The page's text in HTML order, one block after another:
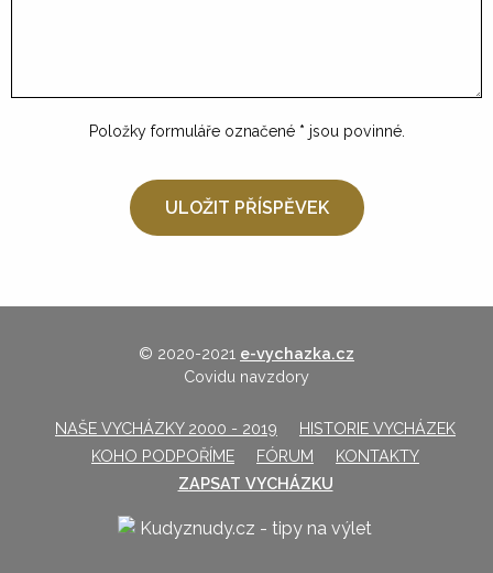
Položky formuláře označené * jsou povinné.
© 2020-2021 e-vychazka.cz
Covidu navzdory
NAŠE VYCHÁZKY 2000 - 2019
HISTORIE VYCHÁZEK
KOHO PODPOŘÍME
FÓRUM
KONTAKTY
ZAPSAT VYCHÁZKU